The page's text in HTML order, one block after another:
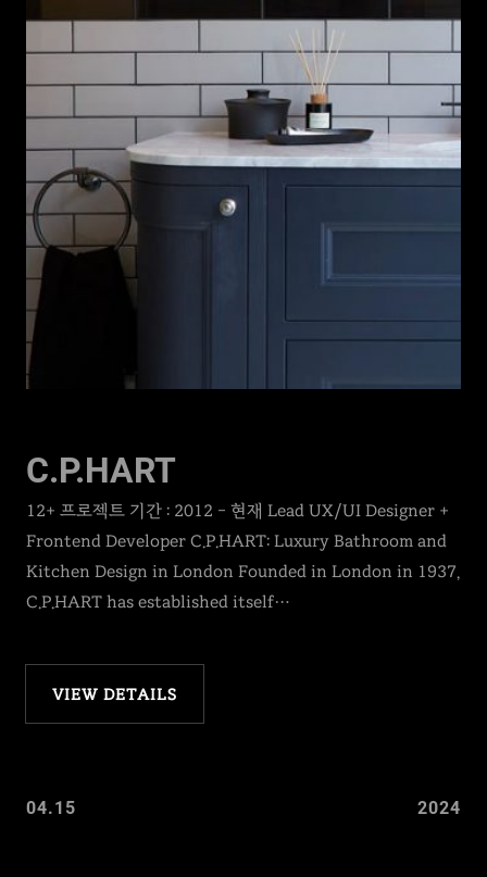
C.P.HART
12+ 프로젝트 기간 : 2012 – 현재 Lead UX/UI Designer +
Frontend Developer C.P.HART: Luxury Bathroom and
Kitchen Design in London Founded in London in 1937,
C.P.HART has established itself…
VIEW DETAILS
04.15 2024